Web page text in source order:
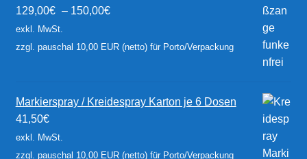
129,00€ – 150,00€
exkl. MwSt.
zzgl. pauschal 10,00 EUR (netto) für Porto/Verpackung
Markierspray / Kreidespray Karton je 6 Dosen
41,50€
exkl. MwSt.
zzgl. pauschal 10,00 EUR (netto) für Porto/Verpackung